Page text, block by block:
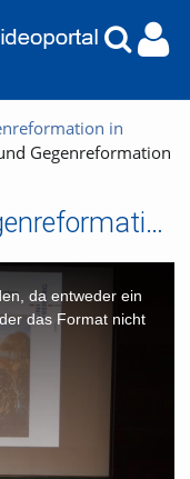
in
Gegenreformation
6.) Reformation und Gegenreformation in Ostmitteleuropa
da entweder ein
das Format nicht